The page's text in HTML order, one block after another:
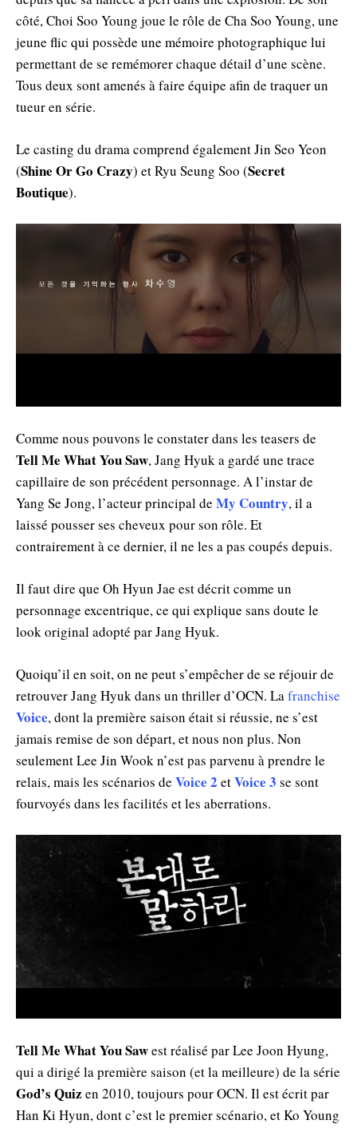
côté, Choi Soo Young joue le rôle de Cha Soo Young, une
jeune flic qui possède une mémoire photographique lui
permettant de se remémorer chaque détail d’une scène.
Tous deux sont amenés à faire équipe afin de traquer un
tueur en série.
Le casting du drama comprend également Jin Seo Yeon
(Shine Or Go Crazy) et Ryu Seung Soo (Secret
Boutique).
Comme nous pouvons le constater dans les teasers de
Tell Me What You Saw, Jang Hyuk a gardé une trace
capillaire de son précédent personnage. A l’instar de
Yang Se Jong, l’acteur principal de My Country, il a
laissé pousser ses cheveux pour son rôle. Et
contrairement à ce dernier, il ne les a pas coupés depuis.
Il faut dire que Oh Hyun Jae est décrit comme un
personnage excentrique, ce qui explique sans doute le
look original adopté par Jang Hyuk.
Quoiqu’il en soit, on ne peut s’empêcher de se réjouir de
retrouver Jang Hyuk dans un thriller d’OCN. Lafranchise
Voice, dont la première saison était si réussie, ne s’est
jamais remise de son départ, et nous non plus. Non
seulement Lee Jin Wook n’est pas parvenu à prendre le
relais, mais les scénarios de Voice 2 etVoice 3 se sont
fourvoyés dans les facilités et les aberrations.
Tell Me What You Sawest réalisé par Lee Joon Hyung,
qui a dirigé la première saison (et la meilleure) de la série
God’s Quiz en 2010, toujours pour OCN. Il est écrit par
Han Ki Hyun, dont c’est le premier scénario, et Ko Young